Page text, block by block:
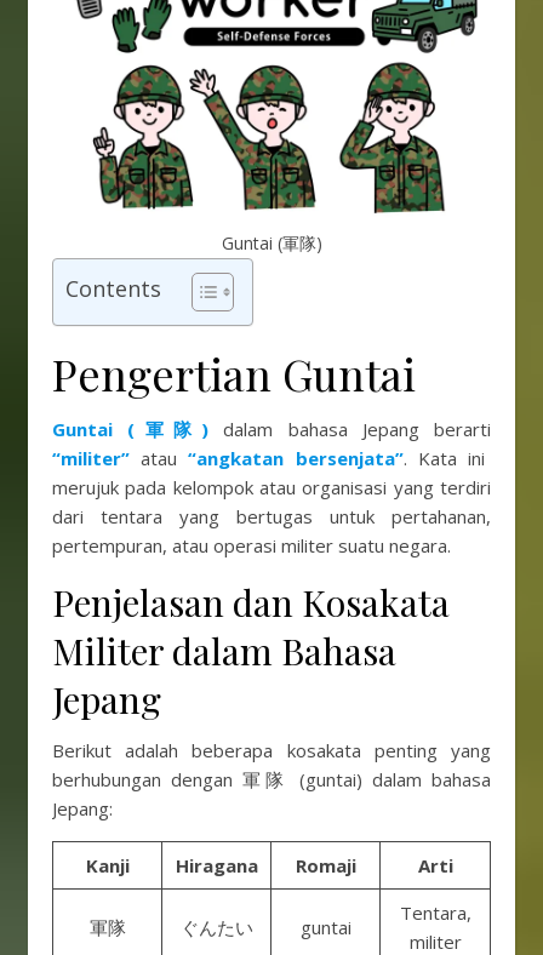
Guntai (軍隊)
Contents
Pengertian Guntai
Guntai (軍隊)
dalam bahasa Jepang berarti
“militer” atau“angkatan bersenjata”. Kata ini
merujuk pada kelompok atau organisasi yang terdiri
dari tentara yang bertugas untuk pertahanan,
pertempuran, atau operasi militer suatu negara.
Penjelasan dan Kosakata
Militer dalam Bahasa
Jepang
Berikut adalah beberapa kosakata penting yang
berhubungan dengan 軍隊 (guntai) dalam bahasa
Jepang:
Kanji Hiragana Romaji Arti
軍隊 ぐんたい guntai
Tentara,
militer